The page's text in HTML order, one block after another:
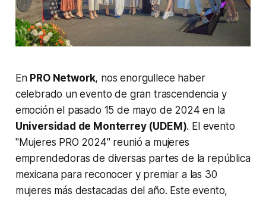
En PRO Network, nos enorgullece haber
celebrado un evento de gran trascendencia y
emoción el pasado 15 de mayo de 2024 en la
Universidad de Monterrey (UDEM). El evento
"Mujeres PRO 2024" reunió a mujeres
emprendedoras de diversas partes de la república
mexicana para reconocer y premiar a las 30
mujeres más destacadas del año. Este evento,